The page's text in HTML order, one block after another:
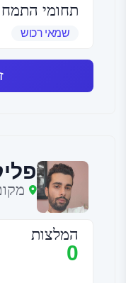
תחומי
שמאי רכוש
המלצות
0